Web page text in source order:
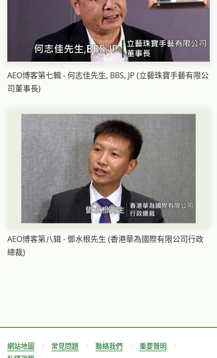
AEO博客第七輯 - 何志佳先生, BBS, JP (立藝珠寶手藝有限公
司董事長)
AEO博客第八辑 - 鄧水根先生 (香港華為國際有限公司行政
總裁)
網站地圖 常見問題 聯絡我們
重要聲明